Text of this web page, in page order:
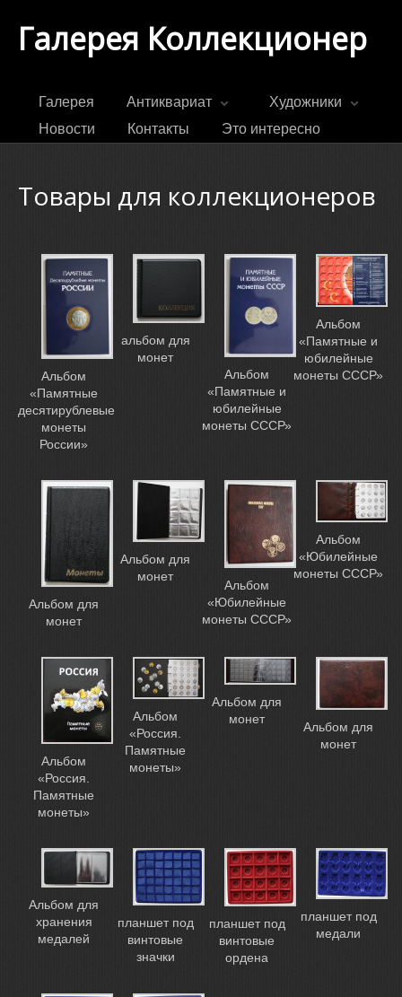
Галерея Коллекционер
Галерея Антиквариат
Художники
Новости
Контакты Это интересно
Товары для коллекционеров
Альбом
«Памятные
десятирублевые
монеты
России»
альбом для
монет
Альбом
«Памятные и
юбилейные
монеты СССР»
Альбом
«Памятные и
юбилейные
монеты СССР»
Альбом для
монет
Альбом для
монет
Альбом
«Юбилейные
монеты СССР»
Альбом
«Юбилейные
монеты СССР»
Альбом
«Россия.
Памятные
монеты»
Альбом
«Россия.
Памятные
монеты»
Альбом для
монет
Альбом для
монет
Альбом для
хранения
медалей
планшет под
винтовые
значки
планшет под
винтовые
ордена
планшет под
медали